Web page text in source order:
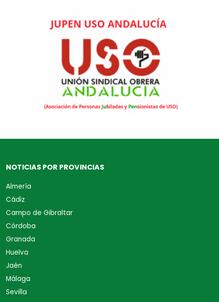
NOTICIAS POR PROVINCIAS
Almería
Cádiz
Campo de Gibraltar
Córdoba
Granada
Huelva
Jaén
Málaga
Sevilla